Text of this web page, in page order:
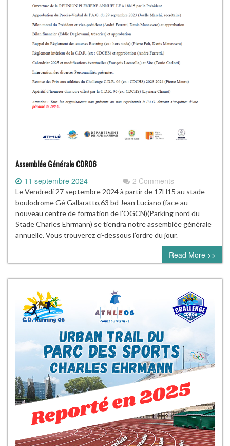
Assemblée Générale CDR06
11 septembre 2024 2 Comments
Le Vendredi 27 septembre 2024 à partir de 17H15 au stade
boulodrome Gé Gallaratto,63 bd Jean Luciano (face au
nouveau centre de formation de l’OGCN)(Parking nord du
Stade Charles Ehrmann) se tiendra notre assemblée générale
annuelle. Vous trouverez ci-dessous l’ordre du jour.
Read More >>